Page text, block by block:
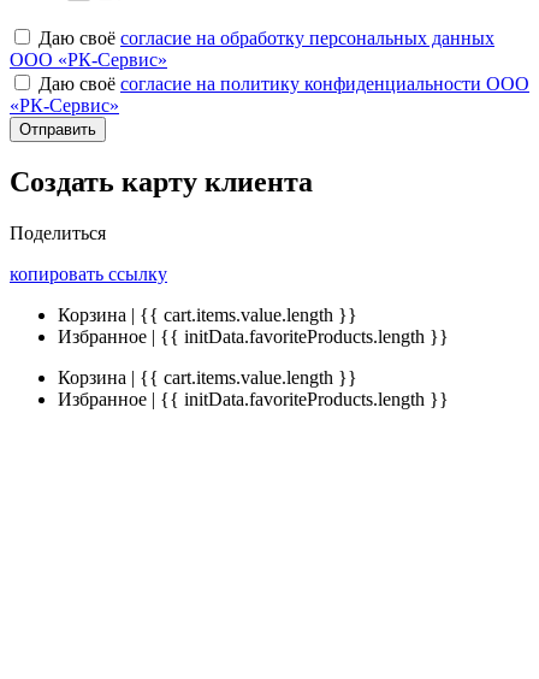
Даю своё согласие на обработку персональных данных
ООО «РК-Сервис»
Даю своё согласие на политику конфиденциальности ООО
«РК-Сервис»
Отправить
Создать карту клиента
Поделиться
копировать ссылку
Корзина | {{ cart.items.value.length }}
Избранное | {{ initData.favoriteProducts.length }}
Корзина | {{ cart.items.value.length }}
Избранное | {{ initData.favoriteProducts.length }}